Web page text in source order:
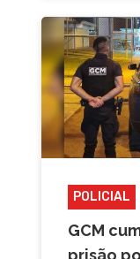
POLICIAL
GCM
prisão